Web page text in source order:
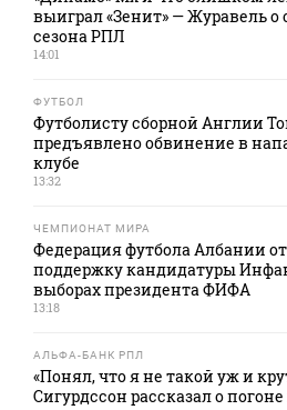
выиграл «Зенит» — Журавель о
сезона РПЛ
14:01
ФУТБОЛ
Футболисту сборной Англии
предъявлено обвинение в
клубе
13:32
ЧЕМПИОНАТ МИРА
Федерация футбола Албании
поддержку кандидатуры
выборах президента ФИФА
13:18
АЛЬФА-БАНК РПЛ
«Понял, что я не такой уж и
Сигурдссон рассказал о